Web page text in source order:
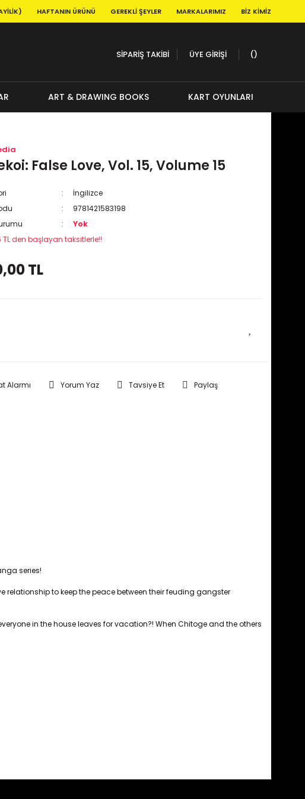
HAFTANIN ÜRÜNÜ GEREKLI ŞEYLER MARKALARIMIZ BIZ KIMIZ
SİPARİŞ TAKİBİ ÜYE GİRİŞİ
ART & DRAWING BOOKS KART OYUNLARI
False Love, Vol. 15, Volume 15
İngilizce
9781421583198
Yok
TL den başlayan taksitlerle!!
TL
Alarmı Yorum Yaz Tavsiye Et Paylaş
series!
relationship to keep the peace between their feuding gangster
in the house leaves for vacation?! When Chitoge and the others